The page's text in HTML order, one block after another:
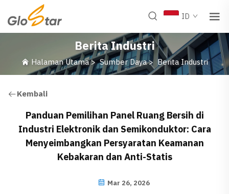
ID
Berita Industri
Halaman Utama>Sumber Daya> Berita Industri
Kembali
Panduan Pemilihan Panel Ruang Bersih di
Industri Elektronik dan Semikonduktor: Cara
Menyeimbangkan Persyaratan Keamanan
Kebakaran dan Anti-Statis
Mar 26, 2026